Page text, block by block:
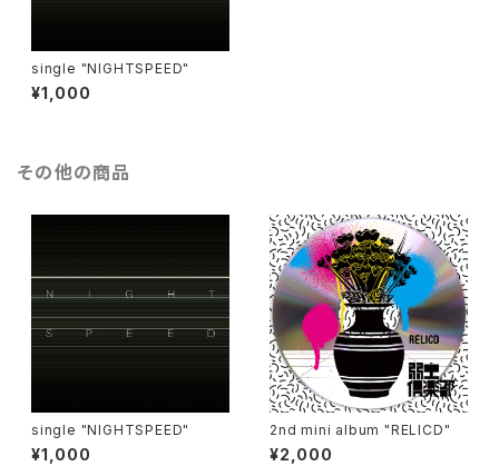
single "NIGHTSPEED"
¥1,000
その他の商品
single "NIGHTSPEED"
¥1,000
2nd mini album "RELICD"
¥2,000